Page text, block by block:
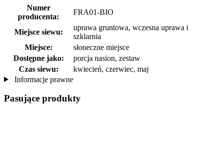
Numer
producenta:
FRA01-BIO
Miejsce siewu:
uprawa gruntowa, wczesna uprawa i
szklarnia
Miejsce:
słoneczne miejsce
Dostępne jako:
porcja nasion, zestaw
Czas siewu:
kwiecień, czerwiec, maj
Informacje prawne
Pasujące produkty